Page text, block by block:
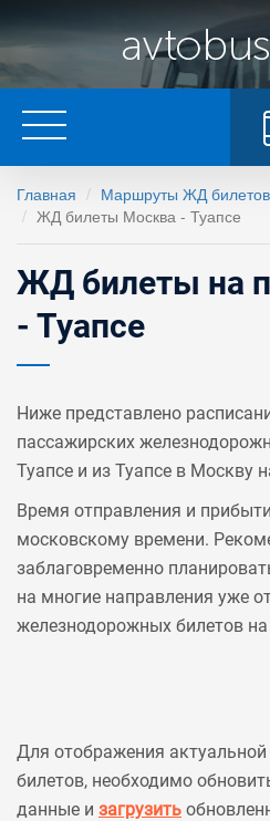
Главная
Маршруты ЖД билетов
ЖД билеты Москва - Туапсе
ЖД билеты на
- Туапсе
Ниже представлено
пассажирских
Туапсе и из Туапсе в Москву
Время отправления и
московскому времени.
заблаговременно
на многие направления уже
железнодорожных билетов на
Для отображения
билетов, необходимо
данные и загрузить